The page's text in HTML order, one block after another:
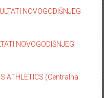
NOVOGODIŠNJEG
NOVOGODIŠNJEG
ATHLETICS (Centralna